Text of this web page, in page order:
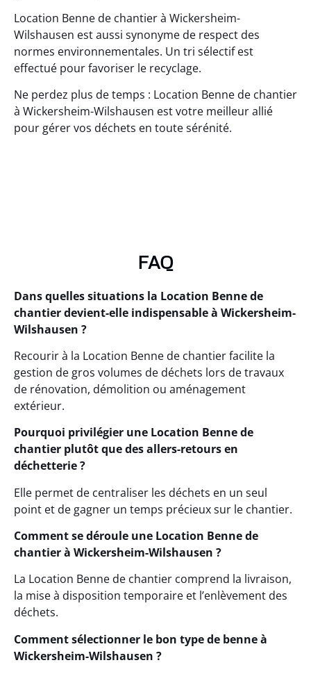
Location Benne de chantier à Wickersheim-
Wilshausen est aussi synonyme de respect des
normes environnementales. Un tri sélectif est
effectué pour favoriser le recyclage.
Ne perdez plus de temps : Location Benne de chantier
à Wickersheim-Wilshausen est votre meilleur allié
pour gérer vos déchets en toute sérénité.
FAQ
Dans quelles situations la Location Benne de
chantier devient-elle indispensable à Wickersheim-
Wilshausen ?
Recourir à la Location Benne de chantier facilite la
gestion de gros volumes de déchets lors de travaux
de rénovation, démolition ou aménagement
extérieur.
Pourquoi privilégier une Location Benne de
chantier plutôt que des allers-retours en
déchetterie ?
Elle permet de centraliser les déchets en un seul
point et de gagner un temps précieux sur le chantier.
Comment se déroule une Location Benne de
chantier à Wickersheim-Wilshausen ?
La Location Benne de chantier comprend la livraison,
la mise à disposition temporaire et l’enlèvement des
déchets.
Comment sélectionner le bon type de benne à
Wickersheim-Wilshausen ?